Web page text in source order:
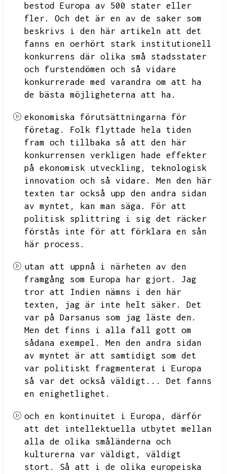
bestod Europa av 500 stater eller
fler.
Och det är en av de saker som
beskrivs i den här artikeln att det
fanns en oerhört stark institutionell
konkurrens där olika små stadsstater
och furstendömen och så vidare
konkurrerade med varandra om att ha
de bästa möjligheterna att ha.
ekonomiska förutsättningarna för
företag.
Folk flyttade hela tiden
fram och tillbaka så att den här
konkurrensen verkligen hade effekter
på ekonomisk utveckling,
teknologisk
innovation och så vidare.
Men den här
texten tar också upp den andra sidan
av myntet,
kan man säga.
För att
politisk splittring i sig det räcker
förstås inte för att förklara en sån
här process.
utan att uppnå i närheten av den
framgång som Europa har gjort.
Jag
tror att Indien nämns i den här
texten,
jag är inte helt säker.
Det
var på Darsanus som jag läste den.
Men det finns i alla fall gott om
sådana exempel.
Men den andra sidan
av myntet är att samtidigt som det
var politiskt fragmenterat i Europa
så var det också väldigt...
Det fanns
en enighetlighet.
och en kontinuitet i Europa,
därför
att det intellektuella utbytet mellan
alla de olika småländerna och
kulturerna var väldigt,
väldigt
stort.
Så att i de olika europeiska